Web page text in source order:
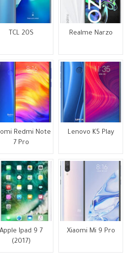
TCL 20S Realme Narzo
Redmi Note
7 Pro
Lenovo K5 Play
Apple Ipad 9 7
(2017)
Xiaomi Mi 9 Pro